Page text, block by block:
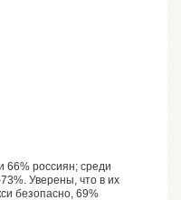
66% россиян; среди
Уверены, что в их
безопасно, 69%